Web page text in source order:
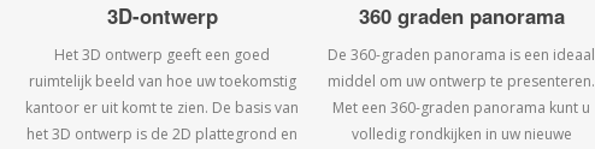
3D-ontwerp
Het 3D ontwerp geeft een goed
ruimtelijk beeld van hoe uw toekomstig
kantoor er uit komt te zien. De basis van
het 3D ontwerp is de 2D plattegrond en
360 graden panorama
De 360-graden panorama is een ideaal
middel om uw ontwerp te presenteren.
Met een 360-graden panorama kunt u
volledig rondkijken in uw nieuwe